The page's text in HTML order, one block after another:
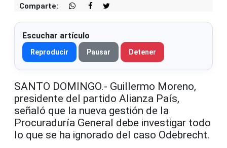
Comparte:
Escuchar artículo
Reproducir Pausar Detener
SANTO DOMINGO.- Guillermo Moreno,
presidente del partido Alianza País,
señaló que la nueva gestión de la
Procuraduría General debe investigar todo
lo que se ha ignorado del caso Odebrecht.